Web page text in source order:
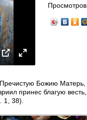
PIP
Enter
Божию Матерь,
принес благую
1, 38).